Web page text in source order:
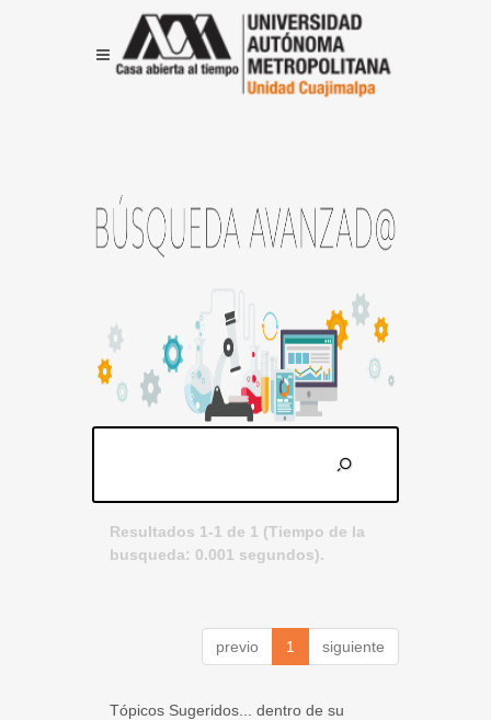
Resultados 1-1 de 1 (Tiempo de la
busqueda: 0.001 segundos).
previo 1 siguiente
Tópicos Sugeridos... dentro de su